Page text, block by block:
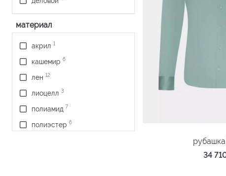
материал
акрил 1
кашемир 6
лен 12
лиоцелл 3
полиамид 7
полиэстер 6
рубашка
34